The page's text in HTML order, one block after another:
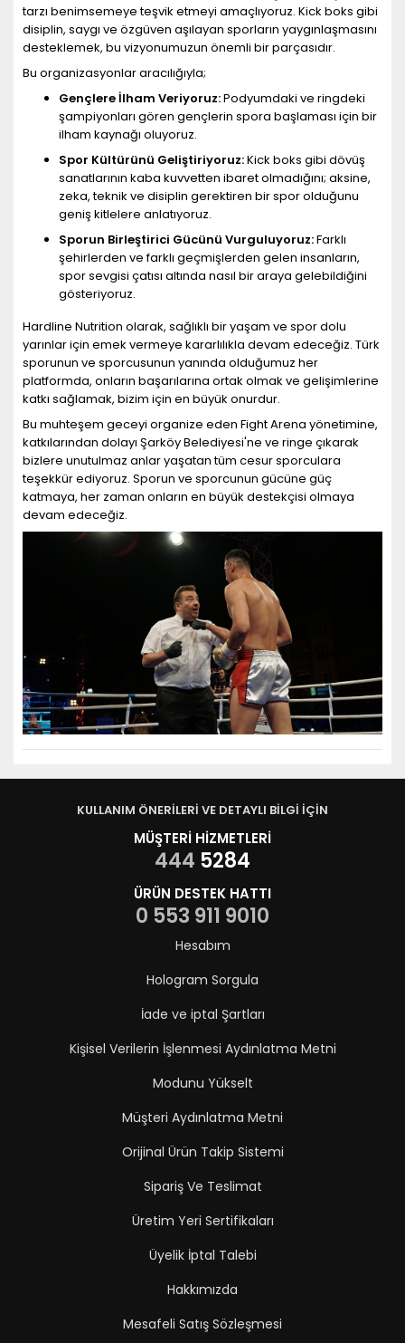
tarzı benimsemeye teşvik etmeyi amaçlıyoruz. Kick boks gibi
disiplin, saygı ve özgüven aşılayan sporların yaygınlaşmasını
desteklemek, bu vizyonumuzun önemli bir parçasıdır.
Bu organizasyonlar aracılığıyla;
Gençlere İlham Veriyoruz:Podyumdaki ve ringdeki
şampiyonları gören gençlerin spora başlaması için bir
ilham kaynağı oluyoruz.
Spor Kültürünü Geliştiriyoruz:Kick boks gibi dövüş
sanatlarının kaba kuvvetten ibaret olmadığını; aksine,
zeka, teknik ve disiplin gerektiren bir spor olduğunu
geniş kitlelere anlatıyoruz.
Sporun Birleştirici Gücünü Vurguluyoruz:Farklı
şehirlerden ve farklı geçmişlerden gelen insanların,
spor sevgisi çatısı altında nasıl bir araya gelebildiğini
gösteriyoruz.
Hardline Nutrition olarak, sağlıklı bir yaşam ve spor dolu
yarınlar için emek vermeye kararlılıkla devam edeceğiz. Türk
sporunun ve sporcusunun yanında olduğumuz her
platformda, onların başarılarına ortak olmak ve gelişimlerine
katkı sağlamak, bizim için en büyük onurdur.
Bu muhteşem geceyi organize eden Fight Arena yönetimine,
katkılarından dolayı Şarköy Belediyesi'ne ve ringe çıkarak
bizlere unutulmaz anlar yaşatan tüm cesur sporculara
teşekkür ediyoruz. Sporun ve sporcunun gücüne güç
katmaya, her zaman onların en büyük destekçisi olmaya
devam edeceğiz.
KULLANIM ÖNERİLERİ VE DETAYLI BİLGİ İÇİN
MÜŞTERİ HİZMETLERİ
444 5284
ÜRÜN DESTEK HATTI
0 553 911 9010
Hesabım
Hologram Sorgula
İade ve iptal Şartları
Kişisel Verilerin İşlenmesi Aydınlatma Metni
Modunu Yükselt
Müşteri Aydınlatma Metni
Orijinal Ürün Takip Sistemi
Sipariş Ve Teslimat
Üretim Yeri Sertifikaları
Üyelik İptal Talebi
Hakkımızda
Mesafeli Satış Sözleşmesi